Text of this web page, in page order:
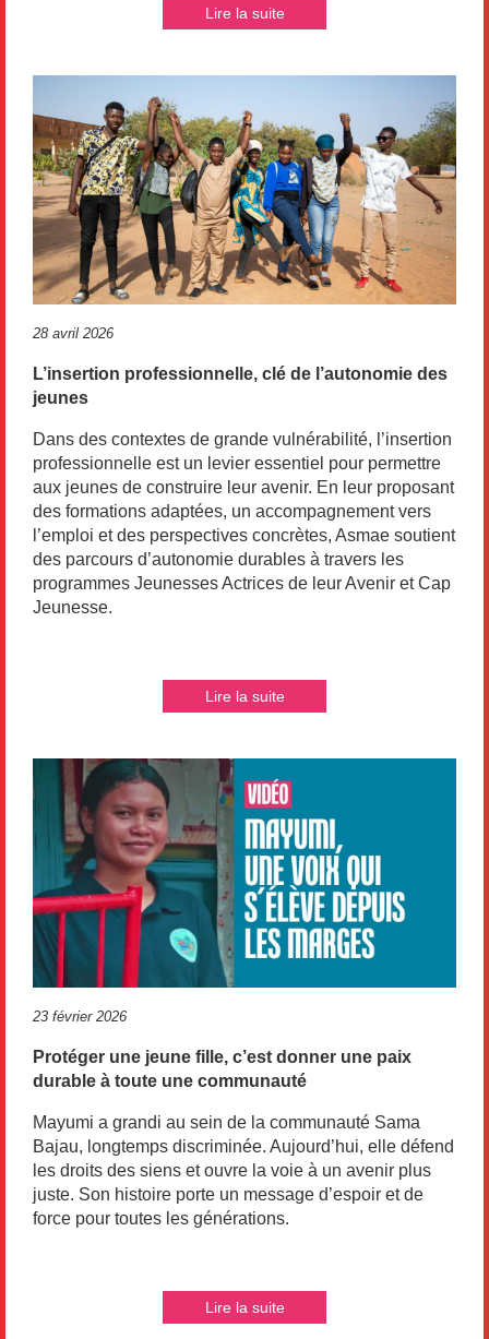
Lire la suite
28 avril 2026
L’insertion professionnelle, clé de l’autonomie des
jeunes
Dans des contextes de grande vulnérabilité, l’insertion
professionnelle est un levier essentiel pour permettre
aux jeunes de construire leur avenir. En leur proposant
des formations adaptées, un accompagnement vers
l’emploi et des perspectives concrètes, Asmae soutient
des parcours d’autonomie durables à travers les
programmes Jeunesses Actrices de leur Avenir et Cap
Jeunesse.
Lire la suite
23 février 2026
Protéger une jeune fille, c’est donner une paix
durable à toute une communauté
Mayumi a grandi au sein de la communauté Sama
Bajau, longtemps discriminée. Aujourd’hui, elle défend
les droits des siens et ouvre la voie à un avenir plus
juste. Son histoire porte un message d’espoir et de
force pour toutes les générations.
Lire la suite